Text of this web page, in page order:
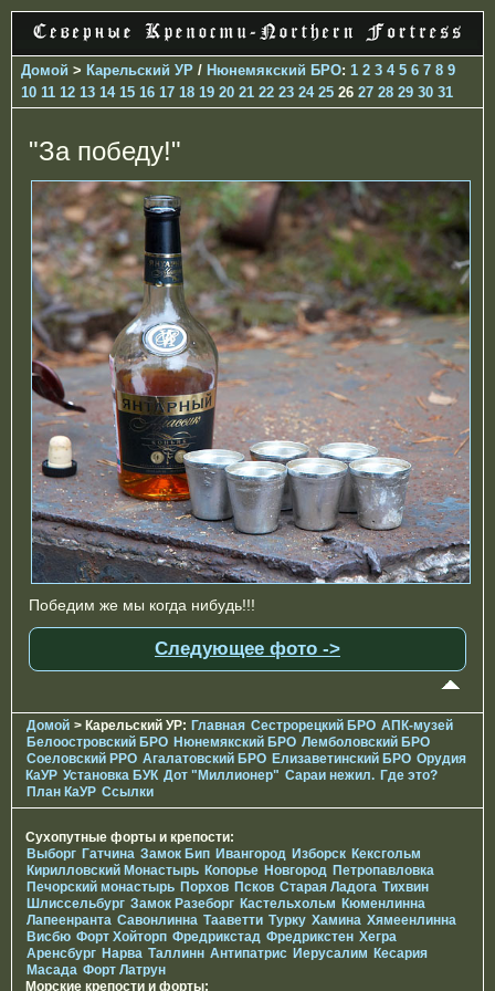
Домой > Карельский УР / Нюнемякский БРО: 1 2 3 4 5 6 7 8 9
10 11 12 13 14 15 16 17 18 19 20 21 22 23 24 25 26 27 28 29 30 31
"За победу!"
Победим же мы когда нибудь!!!
Следующее фото ->
Домой > Карельский УР: Главная Сестрорецкий БРО АПК-музей
Белоостровский БРО Нюнемякский БРО Лемболовский БРО
Соеловский РРО Агалатовский БРО Елизаветинcкий БРО Орудия
КаУР Установка БУК Дот "Миллионер" Сараи нежил. Где это?
План КаУР Ссылки
Сухопутные форты и крепости:
Выборг Гатчина Замок Бип Ивангород Изборск Кексгольм
Кирилловский Монастырь Копорье Новгород Петропавловка
Печорcкий монастырь Порхов Псков Старая Ладога Тихвин
Шлиссельбург Замок Разеборг Кастельхольм Кюменлинна
Лапеенранта Савонлинна Тааветти Турку Хамина Хямеенлинна
Висбю Форт Хойторп Фредрикстад Фредрикстен Хегра
Аренсбург Нарва Таллинн Антипатрис Иерусалим Кесария
Масада Форт Латрун
Морские крепости и форты: